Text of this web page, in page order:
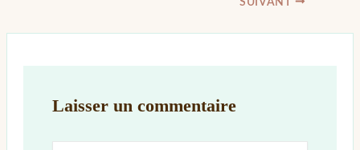
Laisser un commentaire